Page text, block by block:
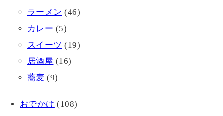
ラーメン (46)
カレー (5)
スイーツ (19)
居酒屋 (16)
蕎麦 (9)
おでかけ (108)